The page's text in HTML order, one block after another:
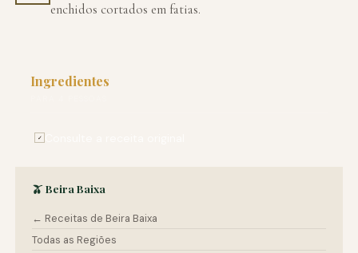
enchidos cortados em fatias.
Ingredientes
✓
🫒 Beira Baixa
← Receitas de Beira Baixa
Todas as Regiões